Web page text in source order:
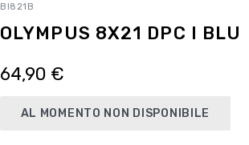
BI821B
OLYMPUS 8X21 DPC I BLU
64,90 €
AL MOMENTO NON DISPONIBILE